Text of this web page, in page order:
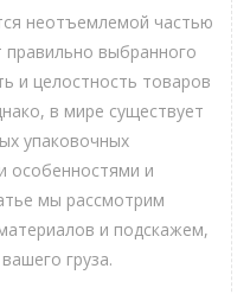
неотъемлемой частью
правильно выбранного
и целостность товаров
в мире существует
упаковочных
особенностями и
мы рассмотрим
и подскажем,
груза.